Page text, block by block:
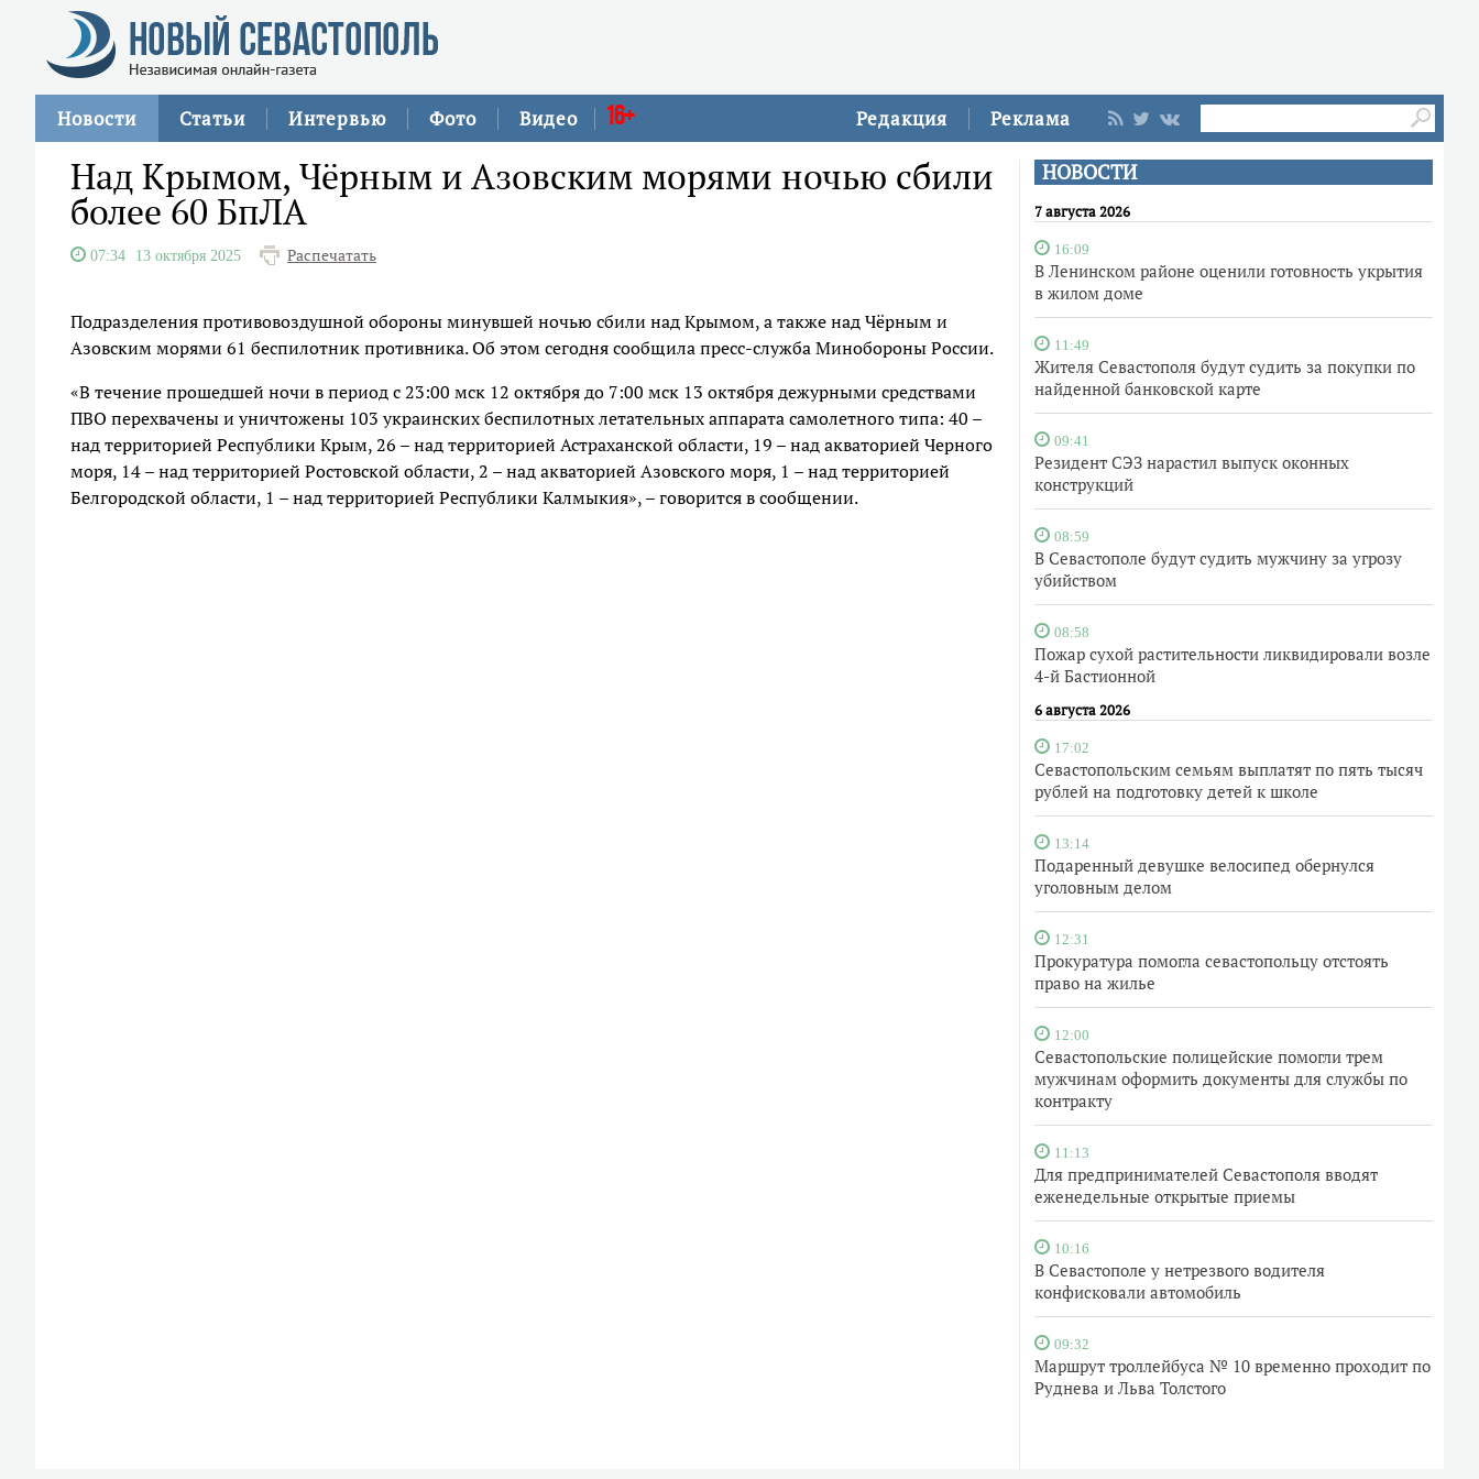
Редакция Реклама
Новости Статьи Интервью Фото Видео 16+
НОВОСТИ
7 августа 2026
16:09
В Ленинском районе оценили готовность укрытия
в жилом доме
11:49
Жителя Севастополя будут судить за покупки по
найденной банковской карте
09:41
Резидент СЭЗ нарастил выпуск оконных
конструкций
08:59
В Севастополе будут судить мужчину за угрозу
убийством
08:58
Пожар сухой растительности ликвидировали возле
4-й Бастионной
6 августа 2026
17:02
Севастопольским семьям выплатят по пять тысяч
рублей на подготовку детей к школе
13:14
Подаренный девушке велосипед обернулся
уголовным делом
12:31
Прокуратура помогла севастопольцу отстоять
право на жилье
12:00
Севастопольские полицейские помогли трем
мужчинам оформить документы для службы по
контракту
11:13
Для предпринимателей Севастополя вводят
еженедельные открытые приемы
10:16
В Севастополе у нетрезвого водителя
конфисковали автомобиль
09:32
Маршрут троллейбуса № 10 временно проходит по
Руднева и Льва Толстого
Над Крымом, Чёрным и Азовским морями ночью сбили
более 60 БпЛА
07:34 13 октября 2025 Распечатать
Подразделения противовоздушной обороны минувшей ночью сбили над Крымом, а также над Чёрным и
Азовским морями 61 беспилотник противника. Об этом сегодня сообщила пресс-служба Минобороны России.
«В течение прошедшей ночи в период с 23:00 мск 12 октября до 7:00 мск 13 октября дежурными средствами
ПВО перехвачены и уничтожены 103 украинских беспилотных летательных аппарата самолетного типа: 40 –
над территорией Республики Крым, 26 – над территорией Астраханской области, 19 – над акваторией Черного
моря, 14 – над территорией Ростовской области, 2 – над акваторией Азовского моря, 1 – над территорией
Белгородской области, 1 – над территорией Республики Калмыкия», – говорится в сообщении.